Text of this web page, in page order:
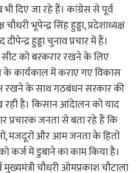
दिए जा रहे हैं। कांग्रेस से पूर्व
भूपेन्द्र सिंह हुड्डा, प्रदेशाध्यक्ष
हुड्डा चुनाव प्रचार में हैं।
को बरकरार रखने के लिए
के कार्यकाल में कराए गए विकास
रखने के साथ गठबंधन सरकार की
रही है। किसान आंदेालन को याद
प्रचारक जनता से बता रहे हैं कि
मजदूरों और आम जनता के हितों
कर्ज में डुबाने का काम किया है।
चौधरी ओमप्रकाश चौटाला